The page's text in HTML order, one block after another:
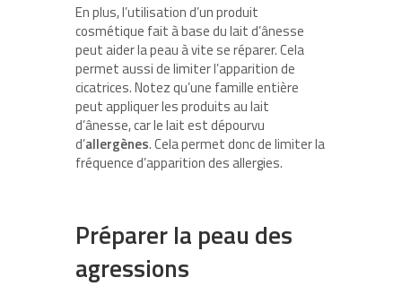
En plus, l’utilisation d’un produit
cosmétique fait à base du lait d’ânesse
peut aider la peau à vite se réparer. Cela
permet aussi de limiter l’apparition de
cicatrices. Notez qu’une famille entière
peut appliquer les produits au lait
d’ânesse, car le lait est dépourvu
d’allergènes. Cela permet donc de limiter la
fréquence d’apparition des allergies.
Préparer la peau des
agressions